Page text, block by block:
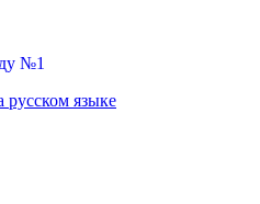
№1
русском языке